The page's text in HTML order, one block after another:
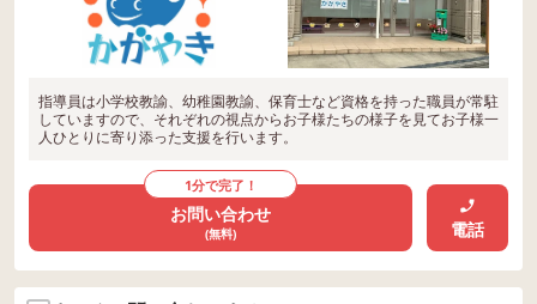
指導員は小学校教諭、幼稚園教諭、保育士など資格を持った職員が常駐
していますので、それぞれの視点からお子様たちの様子を見てお子様一
人ひとりに寄り添った支援を行います。
1分で完了！
お問い合わせ
(無料) 電話